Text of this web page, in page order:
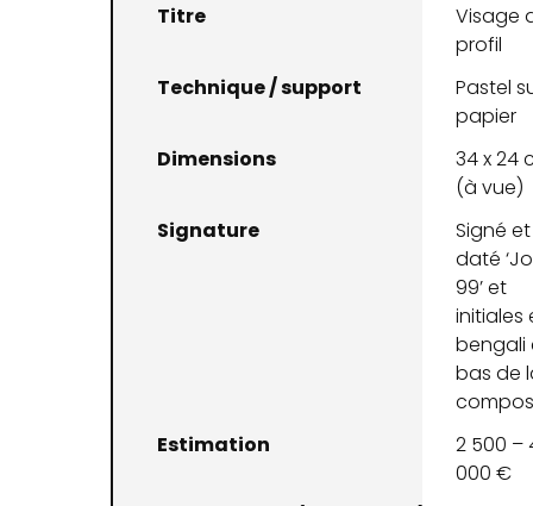
Titre
Visage
profil
Technique / support
Pastel
papier
Dimensions
34 x 24
(à vue)
Signature
Signé et
daté
99’ et
initiales
bengali
bas de
Estimation
2 500 –
000 €